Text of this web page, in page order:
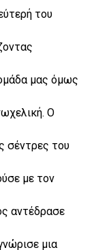
του
μας όμως
Ο
σέντρες του
με τον
αντέδρασε
μια